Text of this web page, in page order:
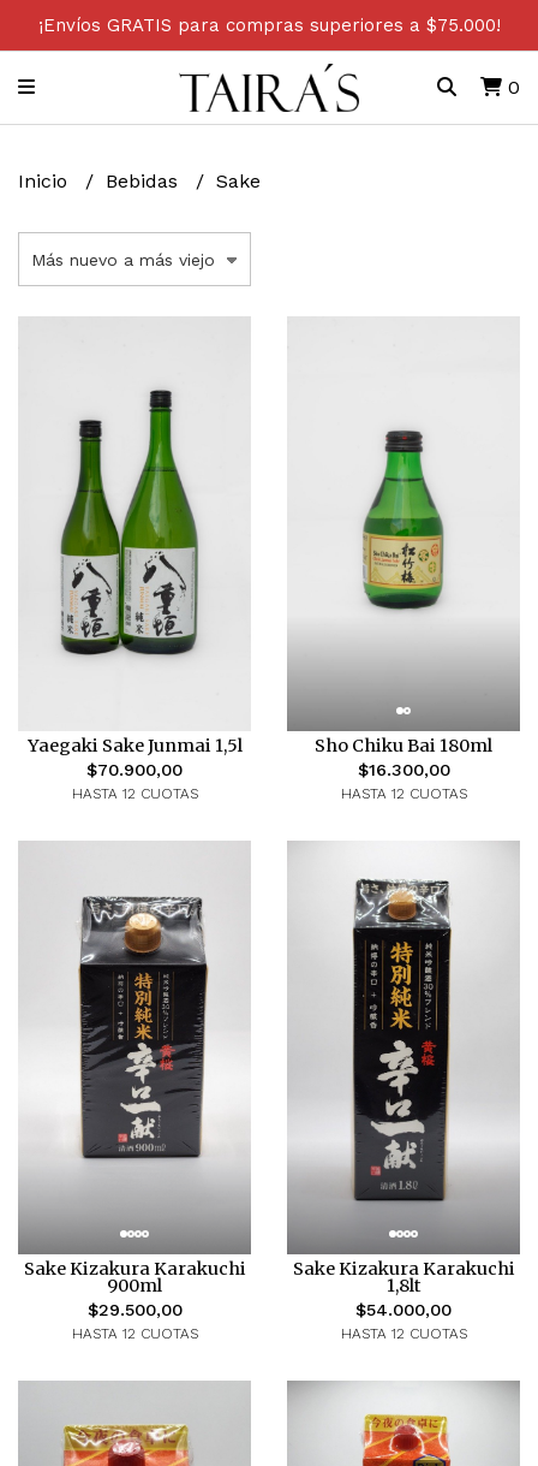
¡Envíos GRATIS para compras superiores a $75.000!
0
Inicio Bebidas Sake
Yaegaki Sake Junmai 1,5l
$70.900,00
HASTA 12 CUOTAS
Sho Chiku Bai 180ml
$16.300,00
HASTA 12 CUOTAS
Sake Kizakura Karakuchi
900ml
$29.500,00
HASTA 12 CUOTAS
Sake Kizakura Karakuchi
1,8lt
$54.000,00
HASTA 12 CUOTAS